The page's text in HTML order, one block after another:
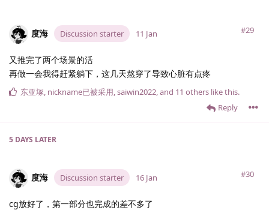
度海 Discussion starter #29
11 Jan
又推完了两个场景的活
再做一会我得赶紧躺下，这几天熬穿了导致心脏有点疼
Reply
东亚塚, nickname已被采用,saiwin2022, and 11 others like this.
5 DAYS LATER
度海 Discussion starter #30
16 Jan
cg放好了，第一部分也完成的差不多了